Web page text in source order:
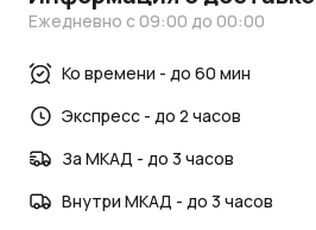
Ежедневно с 09:00 до 00:00
Ко времени - до 60 мин
Экспресс - до 2 часов
За МКАД - до 3 часов
Внутри МКАД - до 3 часов